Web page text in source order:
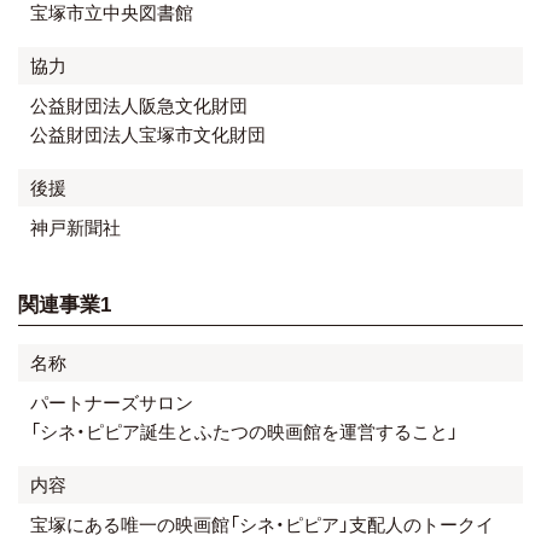
宝塚市立中央図書館
協力
公益財団法人阪急文化財団
公益財団法人宝塚市文化財団
後援
神戸新聞社
関連事業1
名称
パートナーズサロン
「シネ・ピピア誕生とふたつの映画館を運営すること」
内容
宝塚にある唯一の映画館「シネ・ピピア」支配人のトークイ